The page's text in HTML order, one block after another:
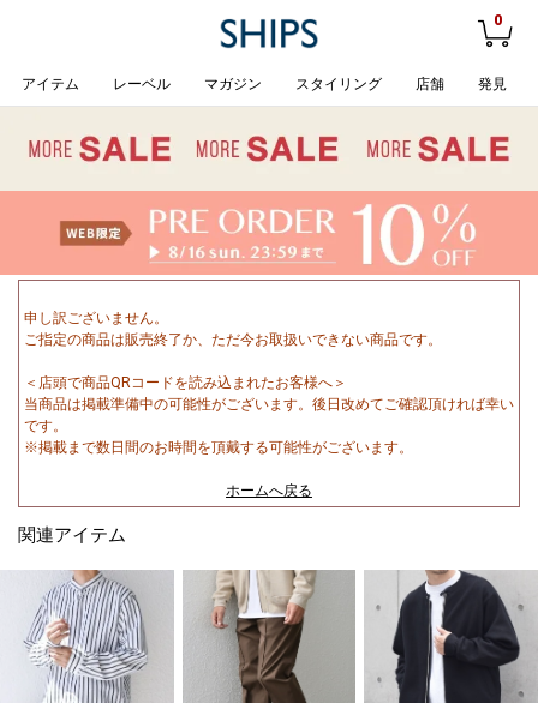
0
アイテム レーベル マガジン スタイリング 店舗 発見
申し訳ございません。
ご指定の商品は販売終了か、ただ今お取扱いできない商品です。
＜店頭で商品QRコードを読み込まれたお客様へ＞
当商品は掲載準備中の可能性がございます。後日改めてご確認頂ければ幸い
です。
※掲載まで数日間のお時間を頂戴する可能性がございます。
ホームへ戻る
関連アイテム